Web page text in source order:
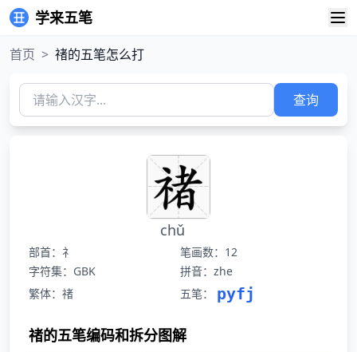
学来五笔
首页 > 禇的五笔怎么打
查询
chǔ
部首：礻
笔画数：12
字符集：GBK
拼音：zhe
繁体：禇
五笔： pyfj
禇的五笔编码和拆分图解